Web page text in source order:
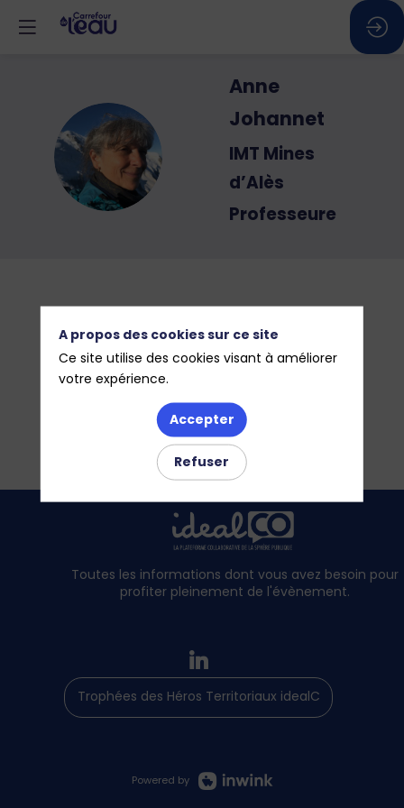
AJ
Anne
Johannet
IMT Mines
d’Alès
Professeure
Toutes les informations dont vous avez besoin pour
profiter pleinement de l'évènement.
Trophées des Héros Territoriaux idealCO
Powered by
A propos des cookies sur ce site
Ce site utilise des cookies visant à améliorer
votre expérience.
Accepter
Refuser